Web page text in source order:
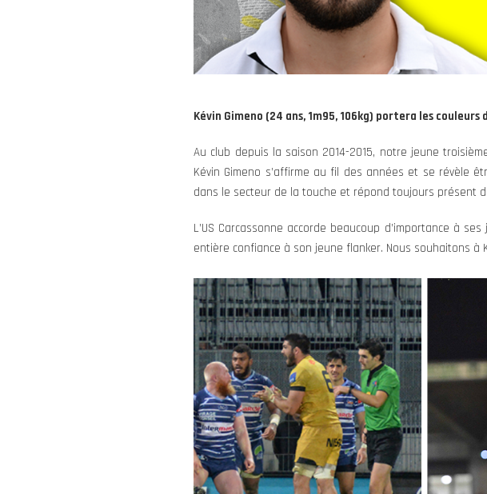
Kévin Gimeno (24 ans, 1m95, 106kg) portera les couleurs
Au club depuis la saison 2014-2015, notre jeune
Kévin Gimeno s’affirme au fil des années et se révèle
dans le secteur de la touche et répond toujours présent
L’US Carcassonne accorde beaucoup d’importance à
entière confiance à son jeune flanker. Nous souhaitons à